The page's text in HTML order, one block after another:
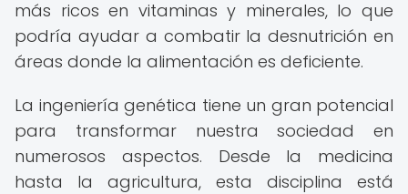
más ricos en vitaminas y minerales, lo que
podría ayudar a combatir la desnutrición en
áreas donde la alimentación es deficiente.
La ingeniería genética tiene un gran potencial
para transformar nuestra sociedad en
numerosos aspectos. Desde la medicina
hasta la agricultura, esta disciplina está